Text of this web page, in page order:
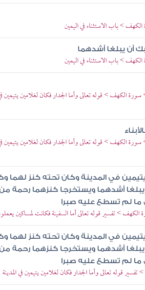
> باب الاستثناء في اليمين
أن يبلغا أشدهما
> باب الاستثناء في اليمين
الكهف > قوله تعالى وأما الجدار فكان لغلامين يتيمين
الكهف > قوله تعالى وأما الجدار فكان لغلامين يتيمين
يتيمين في المدينة وكان تحته كنز لهما
يبلغا أشدهما ويستخرجا كنزهما رحمة
ما لم تسطع عليه صبرا
الكهف > تفسير قوله تعالى أما السفينة فكانت لمساكين
يتيمين في المدينة وكان تحته كنز لهما
يبلغا أشدهما ويستخرجا كنزهما رحمة
ما لم تسطع عليه صبرا
قوله تعالى وأما الجدار فكان لغلامين يتيمين في المدينة